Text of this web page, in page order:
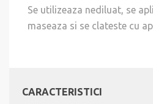
Se utilizeaza nediluat, se
maseaza si se clateste cu
CARACTERISTICI